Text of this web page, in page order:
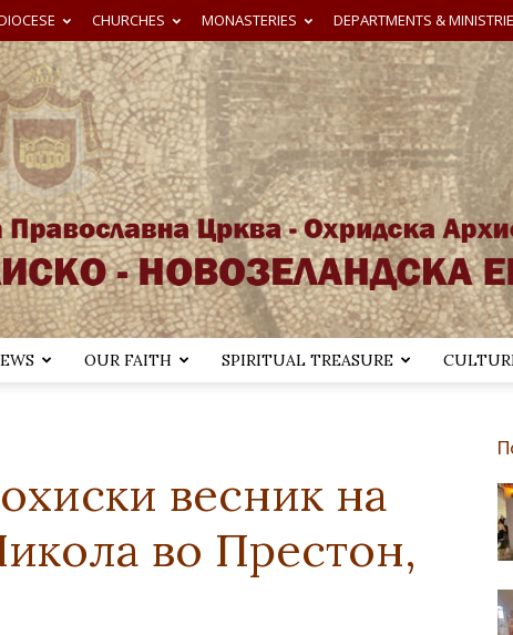
CHURCHES MONASTERIES DEPARTMENTS &
новозеландска
OUR FAITH SPIRITUAL TREASURE
весник на
во Престон,